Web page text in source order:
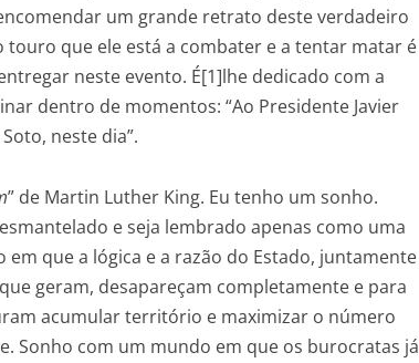
um grande retrato deste verdadeiro
touro que ele está a combater e a tentar matar é
neste evento. É[1]lhe dedicado com a
dentro de momentos: “Ao Presidente Javier
neste dia”.
” de Martin Luther King. Eu tenho um sonho.
e seja lembrado apenas como uma
que a lógica e a razão do Estado, juntamente
geram, desapareçam completamente e para
acumular território e maximizar o número
Sonho com um mundo em que os burocratas já